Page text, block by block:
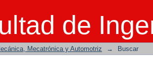
de
Mecatrónica y Automotriz → Buscar